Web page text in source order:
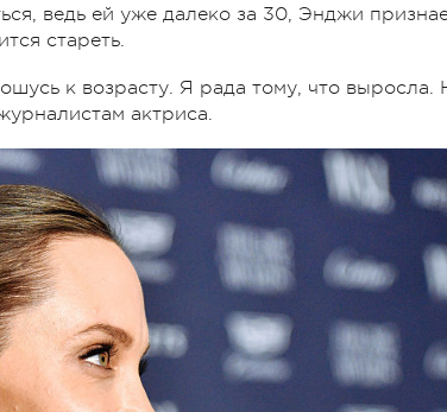
ведь ей уже далеко за 30, Энджи
стареть.
к возрасту. Я рада тому, что выросла.
актриса.